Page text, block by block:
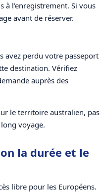
à l'enregistrement. Si vous
avant de réserver.
avez perdu votre passeport
destination. Vérifiez
auprès des
le territoire australien, pas
voyage.
la durée et le
libre pour les Européens.